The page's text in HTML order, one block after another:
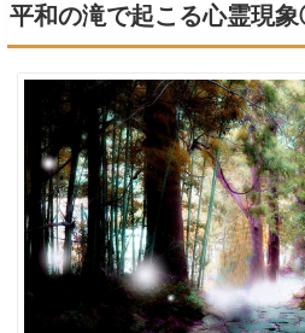
平和の滝で起こる心霊現